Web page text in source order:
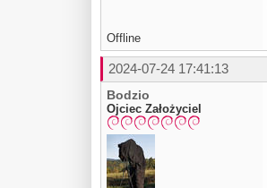
Offline
2024-07-24 17:41:13
Bodzio
Ojciec Założyciel